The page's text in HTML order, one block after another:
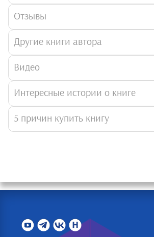
Отзывы
Другие книги автора
Видео
Интересные истории о книге
5 причин купить книгу